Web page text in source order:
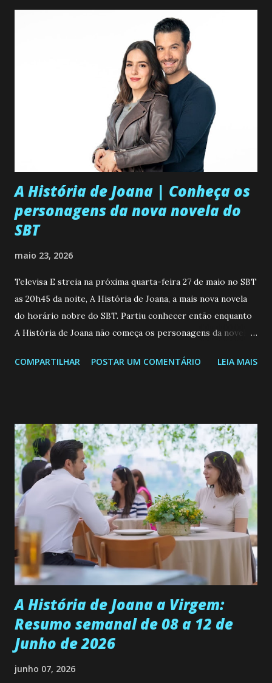
A História de Joana | Conheça os
personagens da nova novela do
SBT
maio 23, 2026
Televisa E streia na próxima quarta-feira 27 de maio no SBT
as 20h45 da noite, A História de Joana, a mais nova novela
do horário nobre do SBT. Partiu conhecer então enquanto
A História de Joana não começa os personagens da novela?
de 25/05/26 a 31/05/26 JOANA GUADALUPE (Camila
permanecer virgem até encontrar o homem que realmente
ama, o que não é fácil, já que dedica todas as suas energias a
se aprimorar, trabalhando, estudando e se orgulhando de
ser a primeira mulher da família a ingressar na
universidade. Ela tem uma personalidade muito alegre, é
muito madura para a idade, determinada, criativa e
empática. Detesta injustiças e é uma ótima amiga. Pode ser
teimosa e muito persistente quando decide fazer algo.
Durante um exame ginecológico, ela é inseminada por eng...
COMPARTILHAR POSTAR UM COMENTÁRIO LEIA MAIS
A História de Joana a Virgem:
Resumo semanal de 08 a 12 de
Junho de 2026
junho 07, 2026